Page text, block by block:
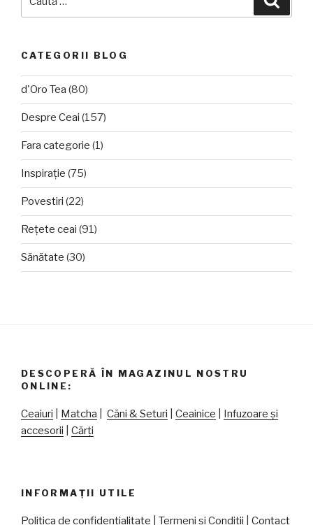
după:
CATEGORII BLOG
d'Oro Tea (80)
Despre Ceai (157)
Fara categorie (1)
Inspirație (75)
Povestiri (22)
Rețete ceai (91)
Sănătate (30)
DESCOPERĂ ÎN MAGAZINUL NOSTRU
ONLINE:
Ceaiuri Matcha Căni & Seturi Ceainice
Infuzoare și
accesorii
Cărți
INFORMAȚII UTILE
Politica de confidențialitate Termeni și Condiții Contact